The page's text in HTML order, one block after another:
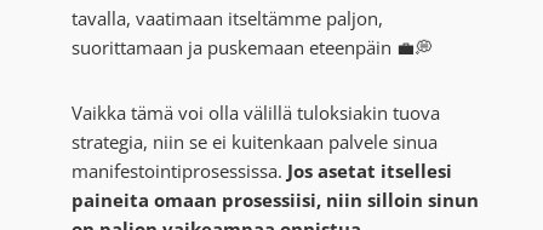
tavalla, vaatimaan itseltämme paljon,
suorittamaan ja puskemaan eteenpäin 💼💭
Vaikka tämä voi olla välillä tuloksiakin tuova
strategia, niin se ei kuitenkaan palvele sinua
manifestointiprosessissa. Jos asetat itsellesi
paineita omaan prosessiisi, niin silloin sinun